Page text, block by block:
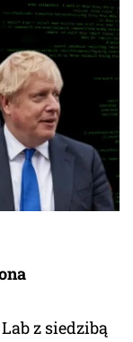
z siedzibą